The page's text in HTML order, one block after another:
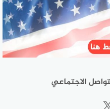
الاجتماعي